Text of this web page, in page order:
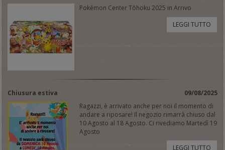
Pokémon Center Tōhoku 2025 in Arrivo
LEGGI TUTTO
Chiusura estiva
09/08/2025
Ragazzi, è arrivato anche per noi il momento di
andare a riposare! Il negozio rimarrà chiuso dal
10 Agosto al 18 Agosto. Ci rivediamo Martedì 19
Agosto
LEGGI TUTTO